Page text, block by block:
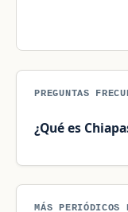
PREGUNTAS
¿Qué es
MÁS PERIÓDICOS